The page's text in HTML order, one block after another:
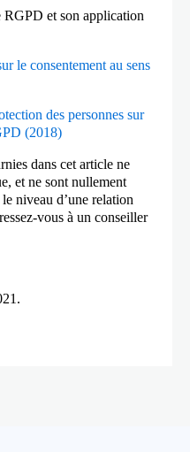
RGPD et son application
le consentement au sens
des personnes sur
(2018)
dans cet article ne
et ne sont nullement
niveau d’une relation
vous à un conseiller